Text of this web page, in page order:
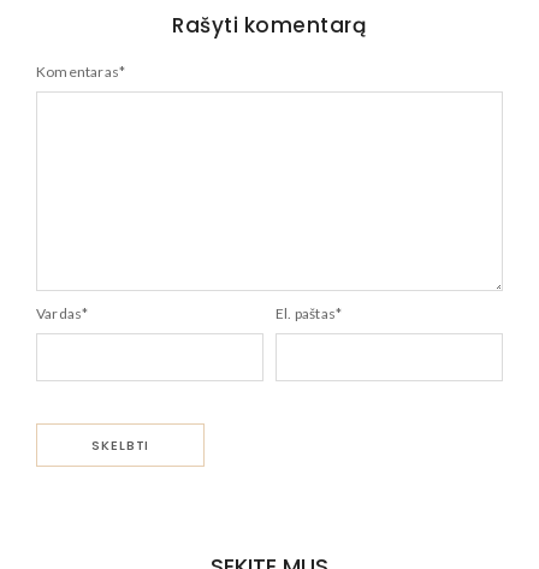
Rašyti komentarą
Komentaras*
Vardas* El. paštas*